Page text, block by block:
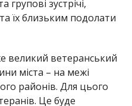
групові зустрічі,
їх близьким подолати
великий ветеранський
міста – на межі
районів. Для цього
Це буде